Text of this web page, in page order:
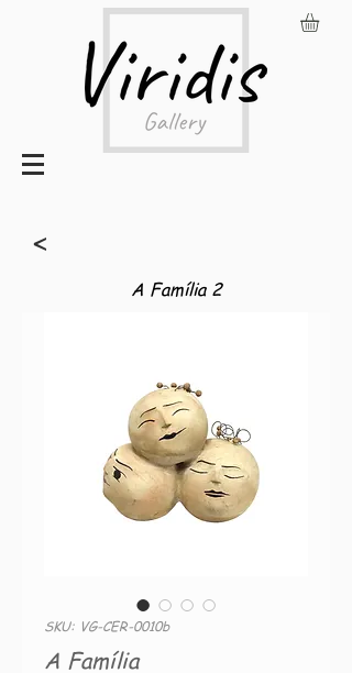
<
A Família 2
SKU: VG-CER-0010b
A Família